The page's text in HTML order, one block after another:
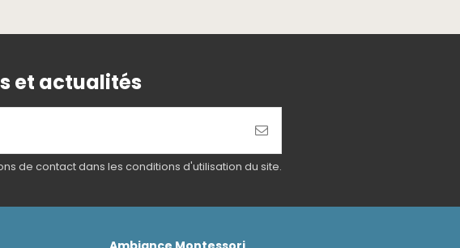
et actualités
de contact dans les conditions d'utilisation du site.